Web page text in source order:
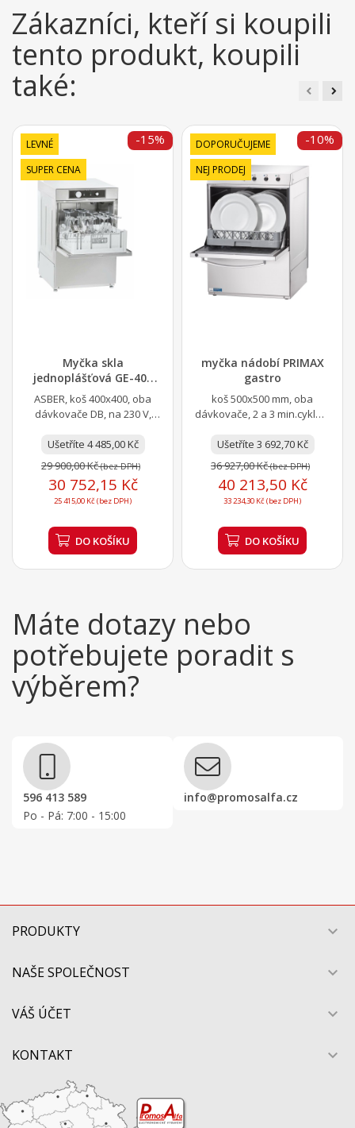
Zákazníci, kteří si koupili
tento produkt, koupili
také:
LEVNÉ
SUPER CENA
Myčka skla
jednoplášťová GE-400
B/DD
ASBER, koš 400x400, oba
dávkovače DB, na 230 V,
Ušetříte 4 485,00 Kč
29 900,00 Kč(bez DPH)
-15%
30 752,15 Kč
25 415,00 Kč (bez DPH)
DO KOŠÍKU
DOPORUČUJEME
NEJ PRODEJ
myčka nádobí PRIMAX
gastro
koš 500x500 mm, oba
dávkovače, 2 a 3 min.cyklus,
připojení na 230 V nebo 400
V
Ušetříte 3 692,70 Kč
36 927,00 Kč(bez DPH)
-10%
40 213,50 Kč
33 234,30 Kč (bez DPH)
DO KOŠÍKU
Máte dotazy nebo
potřebujete poradit s
výběrem?
596 413 589
Po - Pá: 7:00 - 15:00
info@promosalfa.cz
PRODUKTY 
NAŠE SPOLEČNOST 
VÁŠ ÚČET 
KONTAKT 